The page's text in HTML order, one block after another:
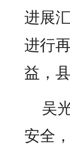
进展
进行
益，
吴
安全